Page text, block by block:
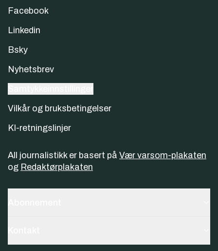
Facebook
Linkedin
Bsky
Nyhetsbrev
Vilkår og bruksbetingelser
KI-retningslinjer
All journalistikk er basert på Vær varsom-plakaten
og Redaktørplakaten